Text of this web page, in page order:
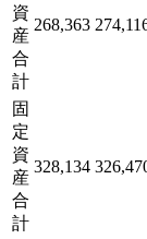
資
産
合
計
268,363
固
定
資
産
合
計
328,134